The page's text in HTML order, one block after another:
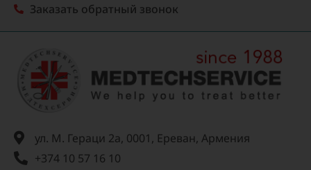
Заказать обратный звонок
ул. М. Гераци 2а, 0001, Ереван, Армения
+374 10 57 16 10